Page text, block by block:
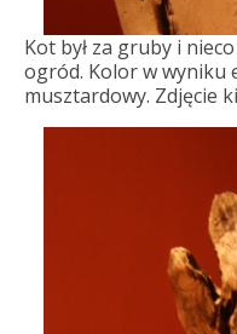
Kot był za gruby i
ogród. Kolor w wyniku
musztardowy. Zdjęcie